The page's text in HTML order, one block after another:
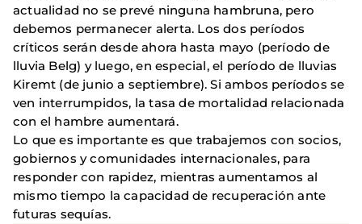
actualidad no se prevé ninguna hambruna, pero
debemos permanecer alerta. Los dos períodos
críticos serán desde ahora hasta mayo (período de
lluvia Belg) y luego, en especial, el período de lluvias
Kiremt (de junio a septiembre). Si ambos períodos se
ven interrumpidos, la tasa de mortalidad relacionada
con el hambre aumentará.
Lo que es importante es que trabajemos con socios,
gobiernos y comunidades internacionales, para
responder con rapidez, mientras aumentamos al
mismo tiempo la capacidad de recuperación ante
futuras sequías.